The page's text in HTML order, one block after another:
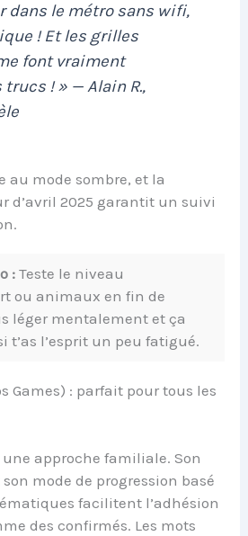
dans le métro sans wifi,
! Et les grilles
font vraiment
! » — Alain R.,
au mode sombre, et la
d’avril 2025 garantit un suivi
: Teste le niveau
ou animaux en fin de
léger mentalement et ça
t’as l’esprit un peu fatigué.
Games) : parfait pour tous les
approche familiale. Son
mode de progression basé
facilitent l’adhésion
des confirmés. Les mots